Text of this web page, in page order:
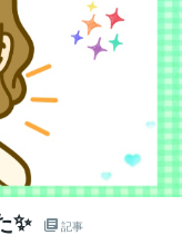
✨ 記事